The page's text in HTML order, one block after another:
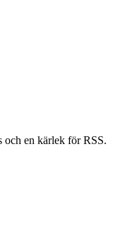
och en kärlek för RSS.